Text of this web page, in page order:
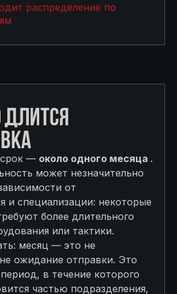
распределение по
ДЛИТСЯ
— около одного месяца .
может незначительно
от
и специализации: некоторые
более длительного
или тактики.
месяц — это не
ожидание отправки. Это
в течение которого
частью подразделения,